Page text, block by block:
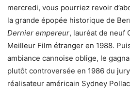
mercredi, vous pourriez revoir
la grande épopée historique de
Dernier empereur, lauréat de neuf
Meilleur Film étranger en 1988.
ambiance cannoise oblige, le
plutôt controversée en 1986 du
réalisateur américain Sydney